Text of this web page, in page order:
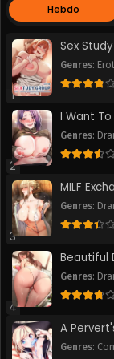
Chapitre 43
May 2, 2025
Chapitre 41
May 2, 2025
Chapitre 39
May 2, 2025
May 2, 2025
Chapitre 35
May 2, 2025
Chapitre 33
May 2, 2025
Chapitre 31
May 2, 2025
Hebdo
1
Sex
Genres:
Webtoon
2
I Want
Genres:
Webtoon
3
MILF
Genres:
Webtoon
4
Beautiful
Genres:
A
Genres: